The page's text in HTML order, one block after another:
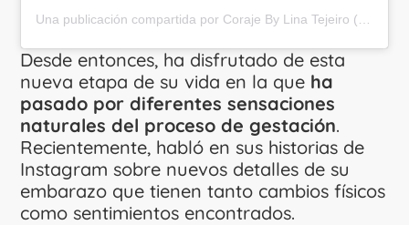
Desde entonces, ha disfrutado de esta
nueva etapa de su vida en la que ha
pasado por diferentes sensaciones
naturales del proceso de gestación.
Recientemente, habló en sus historias de
Instagram sobre nuevos detalles de su
embarazo que tienen tanto cambios físicos
como sentimientos encontrados.